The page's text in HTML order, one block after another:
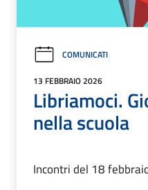
COMUNICATI
13 FEBBRAIO 2026
Libriamoci.
nella scuola
Incontri del 18